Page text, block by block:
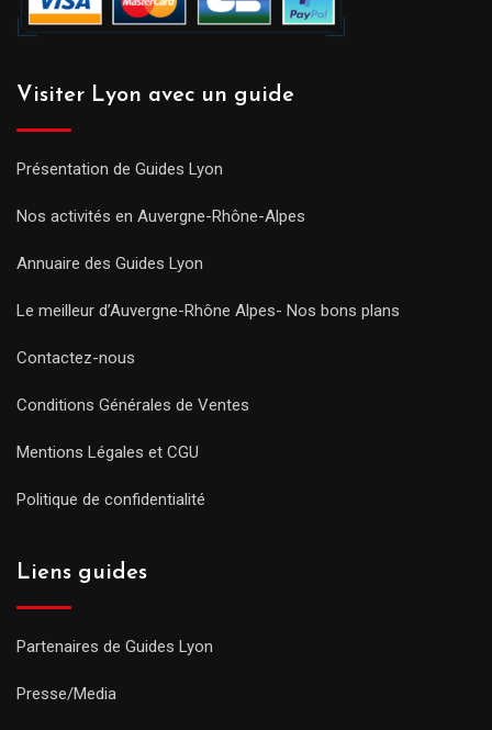
Visiter Lyon avec un guide
Présentation de Guides Lyon
Nos activités en Auvergne-Rhône-Alpes
Annuaire des Guides Lyon
Le meilleur d’Auvergne-Rhône Alpes- Nos bons plans
Contactez-nous
Conditions Générales de Ventes
Mentions Légales et CGU
Politique de confidentialité
Liens guides
Partenaires de Guides Lyon
Presse/Media